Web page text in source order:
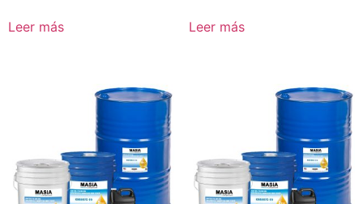
Leer más Leer más